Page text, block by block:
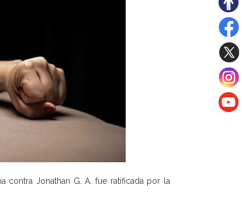
contra Jonathan G. A. fue ratificada por la